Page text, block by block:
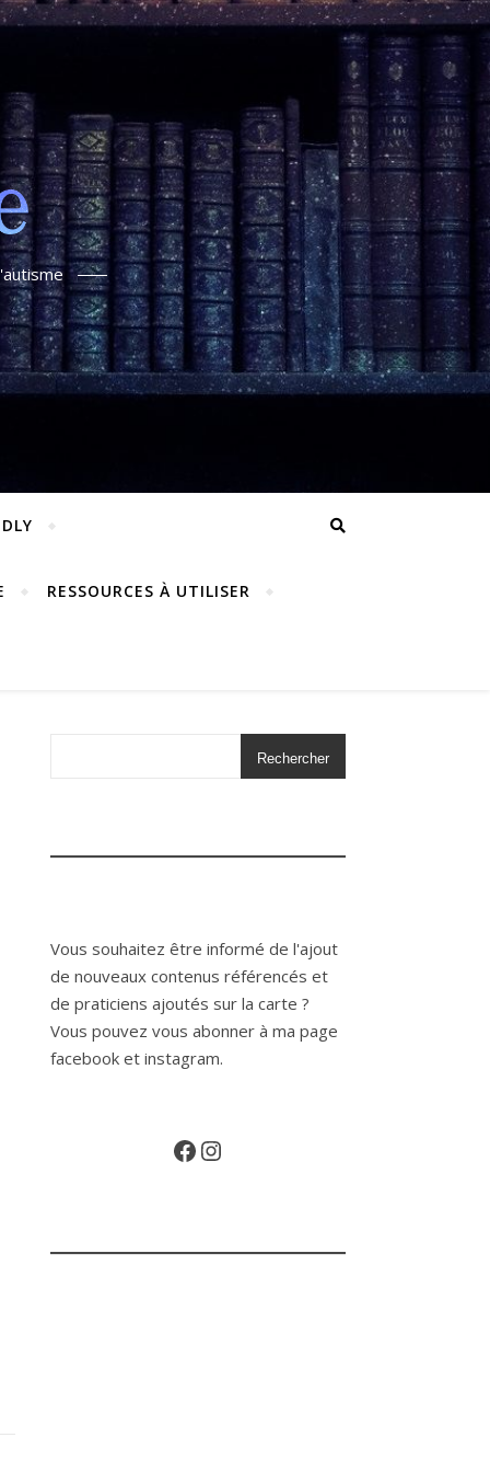
RESSOURCES À UTILISER
Rechercher
Vous souhaitez être informé de l'ajout
de nouveaux contenus référencés et
de praticiens ajoutés sur la carte ?
Vous pouvez vous abonner à ma page
facebook et instagram.
Facebook
Instagram